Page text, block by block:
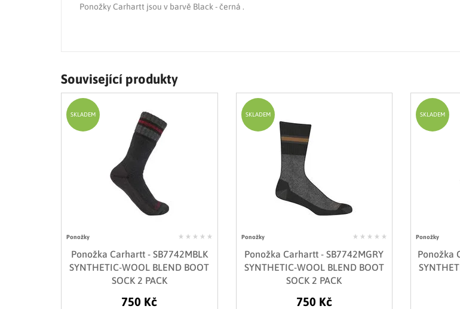
Ponožky Carhartt jsou v barvě Black - černá .
Související produkty
Ponožky
Ponožka Carhartt - SB7742MBLK
SYNTHETIC-WOOL BLEND BOOT
SOCK 2 PACK
750 Kč
SKLADEM
Ponožky
Ponožka Carhartt - SB7742MGRY
SYNTHETIC-WOOL BLEND BOOT
SOCK 2 PACK
750 Kč
SKLADEM
Ponožky
Ponožka
SKLADEM